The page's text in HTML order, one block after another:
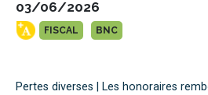
03/06/2026
FISCAL BNC
Pertes diverses | Les honoraires